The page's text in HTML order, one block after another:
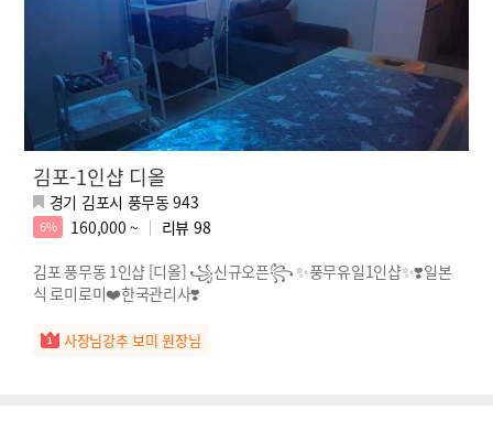
김포-1인샵 디올
경기 김포시 풍무동 943
6% 160,000 ~ 리뷰 98
김포 풍무동 1인샵 [디올] ꧁신규오픈꧂ ✨풍무유일1인샵✨❣️일본
식 로미로미❤️한국관리사❣️
사장님강추 보미 원장님